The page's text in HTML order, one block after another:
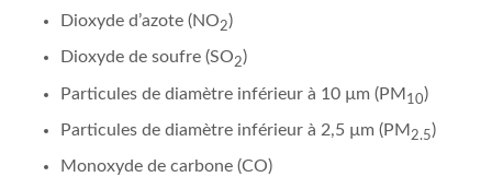
Dioxyde d’azote (NO2)
Dioxyde de soufre (SO2)
Particules de diamètre inférieur à 10 µm (PM10)
Particules de diamètre inférieur à 2,5 µm (PM 2.5)
Monoxyde de carbone (CO)